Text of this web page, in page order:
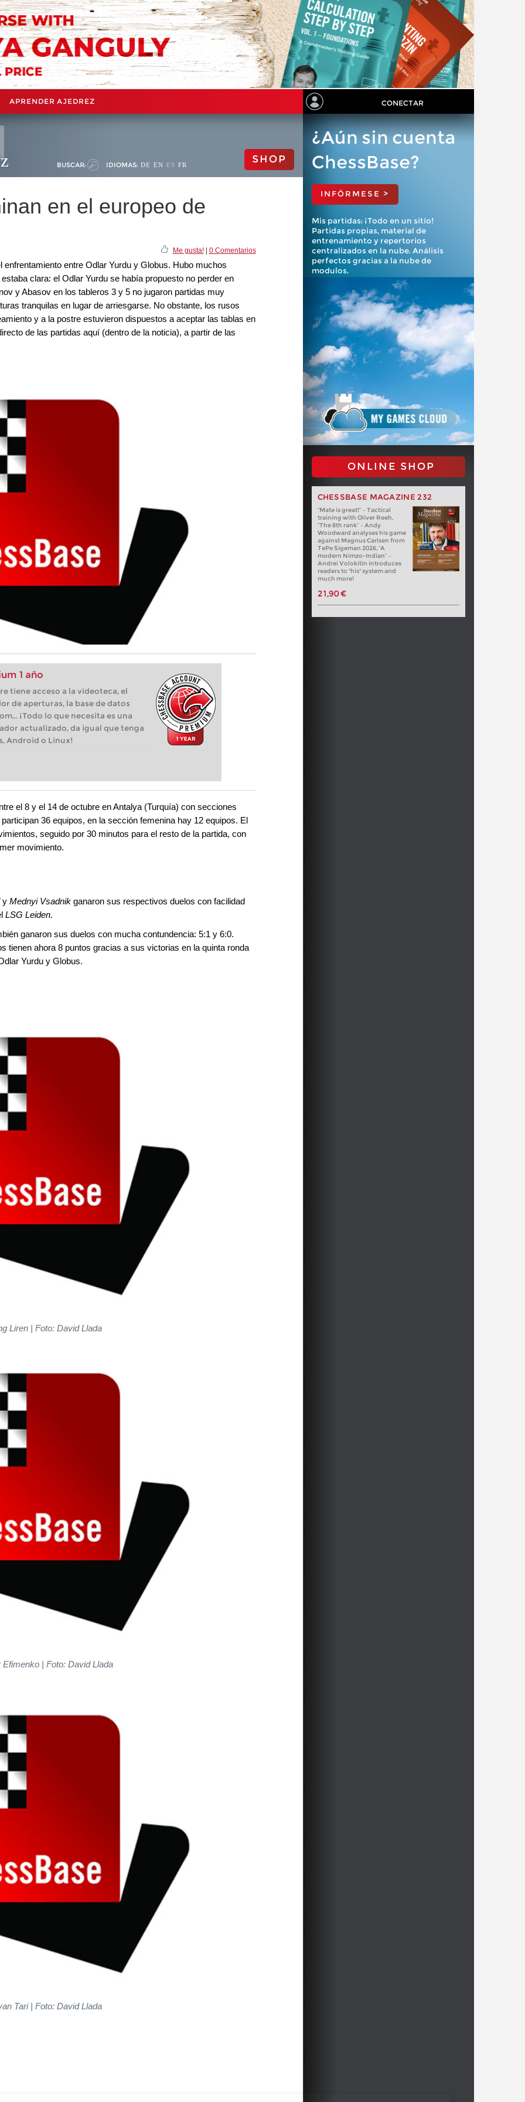
APRENDER AJEDREZ CONECTAR
BUSCAR: IDIOMAS: DE EN ES FR SHOP
en el europeo de
Me gusta!| 0 Comentarios
enfrentamiento entre Odlar Yurdu y Globus. Hubo muchos
clara: el Odlar Yurdu se había propuesto no perder en
y Abasov en los tableros 3 y 5 no jugaron partidas muy
tranquilas en lugar de arriesgarse. No obstante, los rusos
y a la postre estuvieron dispuestos a aceptar las tablas en
de las partidas aquí (dentro de la noticia), a partir de las
1 año
tiene acceso a la videoteca, el
de aperturas, la base de datos
¡Todo lo que necesita es una
actualizado, da igual que tenga
Android o Linux!
¿Aún sin cuenta
ChessBase?
INFÓRMESE >
Mis partidas: ¡Todo en un sitio!
Partidas propias, material de
entrenamiento y repertorios
centralizados en la nube. Análisis
perfectos gracias a la nube de
modulos.
ONLINE SHOP
CHESSBASE MAGAZINE 232
“Mate is great!” – Tactical
training with Oliver Reeh,
“The 8th rank” – Andy
Woodward analyses his game
against Magnus Carlsen from
TePe Sigeman 2026, “A
modern Nimzo-Indian” –
Andrei Volokitin introduces
readers to "his" system and
much more!
21,90 €
el 8 y el 14 de octubre en Antalya (Turquía) con secciones
36 equipos, en la sección femenina hay 12 equipos. El
seguido por 30 minutos para el resto de la partida, con
movimiento.
y Mednyi Vsadnik ganaron sus respectivos duelos con facilidad
LSG Leiden.
ganaron sus duelos con mucha contundencia: 5:1 y 6:0.
tienen ahora 8 puntos gracias a sus victorias en la quinta ronda
Yurdu y Globus.
Liren | Foto: David Llada
Efimenko | Foto: David Llada
Tari | Foto: David Llada